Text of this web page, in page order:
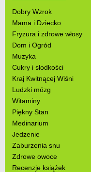
Dobry Wzrok
Mama i Dziecko
Fryzura i zdrowe włosy
Dom i Ogród
Muzyka
Cukry i słodkości
Kraj Kwitnącej Wiśni
Ludzki mózg
Witaminy
Piękny Stan
Medinarium
Jedzenie
Zaburzenia snu
Zdrowe owoce
Recenzje książek